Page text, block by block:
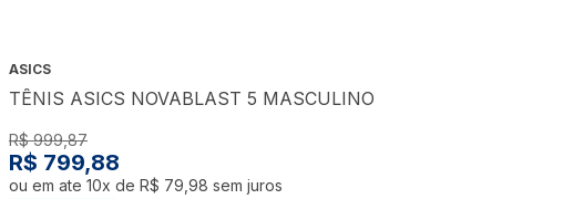
ASICS
TÊNIS ASICS NOVABLAST 5 MASCULINO
R$ 999,87
R$ 799,88
ou em ate 10x de R$ 79,98 sem juros